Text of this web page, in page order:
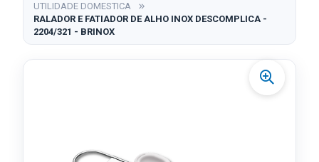
UTILIDADE DOMESTICA
RALADOR E FATIADOR DE ALHO INOX DESCOMPLICA -
2204/321 - BRINOX